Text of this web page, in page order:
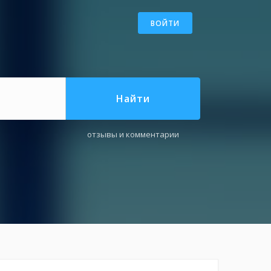
ВОЙТИ
Найти
отзывы и комментарии